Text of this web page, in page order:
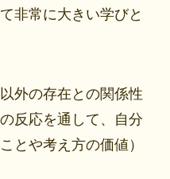
非常に大きい学びと
外の存在との関係性
反応を通して、自分
とや考え方の価値）